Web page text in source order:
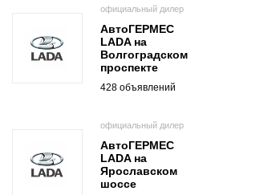
официальный дилер
АвтоГЕРМЕС
LADA на
Волгоградском
проспекте
428 объявлений
официальный дилер
АвтоГЕРМЕС
LADA на
Ярославском
шоссе